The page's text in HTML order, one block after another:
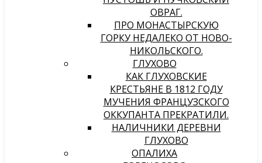
ОВРАГ.
ПРО МОНАСТЫРСКУЮ
ГОРКУ НЕДАЛЕКО ОТ НОВО-
НИКОЛЬСКОГО.
ГЛУХОВО
КАК ГЛУХОВСКИЕ
КРЕСТЬЯНЕ В 1812 ГОДУ
МУЧЕНИЯ ФРАНЦУЗСКОГО
ОККУПАНТА ПРЕКРАТИЛИ.
НАЛИЧНИКИ ДЕРЕВНИ
ГЛУХОВО
ОПАЛИХА